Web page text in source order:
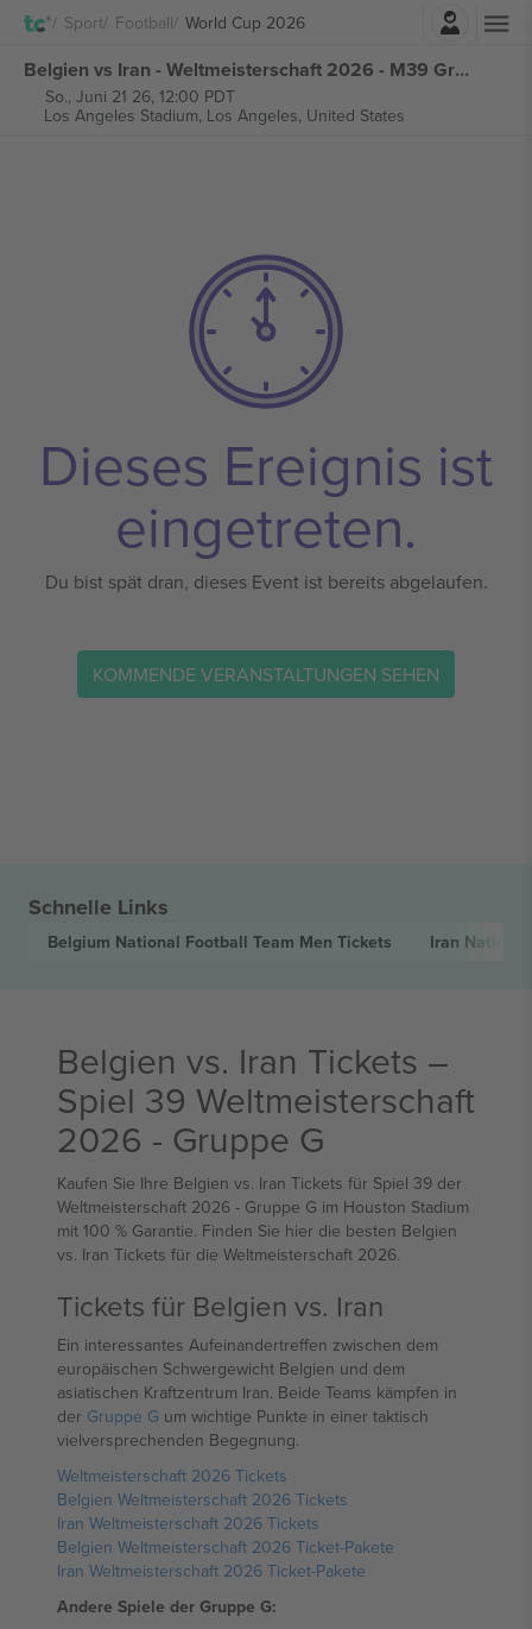
Sport Football World Cup 2026Einloggen
Belgien vs Iran - Weltmeisterschaft 2026 - M39 Gruppe G tickets
So., Juni 21 26, 12:00 PDT
Los Angeles Stadium, Los Angeles, United States
Dieses Ereignis ist
eingetreten.
Du bist spät dran, dieses Event ist bereits abgelaufen.
KOMMENDE VERANSTALTUNGEN SEHEN
Schnelle Links
Belgium National Football Team Men Tickets Iran
Belgien vs. Iran Tickets –
Spiel 39 Weltmeisterschaft
2026 - Gruppe G
Kaufen Sie Ihre Belgien vs. Iran Tickets für Spiel 39 der
Weltmeisterschaft 2026 - Gruppe G im Houston Stadium
mit 100 % Garantie. Finden Sie hier die besten Belgien
vs. Iran Tickets für die Weltmeisterschaft 2026.
Tickets für Belgien vs. Iran
Ein interessantes Aufeinandertreffen zwischen dem
europäischen Schwergewicht Belgien und dem
asiatischen Kraftzentrum Iran. Beide Teams kämpfen in
der Gruppe G um wichtige Punkte in einer taktisch
vielversprechenden Begegnung.
Weltmeisterschaft 2026 Tickets
Belgien Weltmeisterschaft 2026 Tickets
Iran Weltmeisterschaft 2026 Tickets
Belgien Weltmeisterschaft 2026 Ticket-Pakete
Iran Weltmeisterschaft 2026 Ticket-Pakete
Andere Spiele der Gruppe G: